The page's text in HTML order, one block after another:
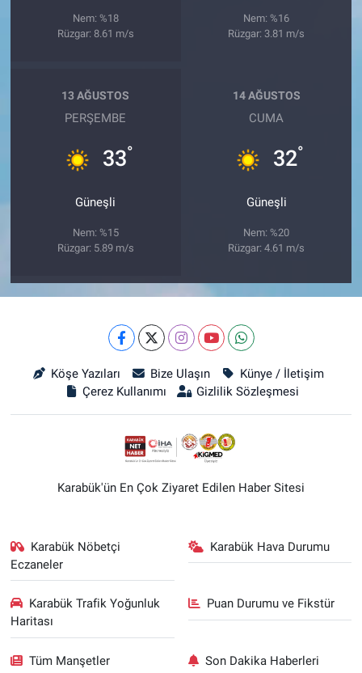
Nem: %18
Rüzgar: 8.61 m/s
Nem: %16
Rüzgar: 3.81 m/s
13 AĞUSTOS
PERŞEMBE
33°
Güneşli
Nem: %15
Rüzgar: 5.89 m/s
14 AĞUSTOS
CUMA
32°
Güneşli
Nem: %20
Rüzgar: 4.61 m/s
Köşe Yazıları Bize Ulaşın
Künye / İletişim
Çerez Kullanımı
Gizlilik Sözleşmesi
Karabük'ün En Çok Ziyaret Edilen Haber Sitesi
Karabük Nöbetçi
Eczaneler
Karabük Hava Durumu
Karabük Trafik Yoğunluk
Haritası
Puan Durumu ve Fikstür
Tüm Manşetler Son Dakika Haberleri